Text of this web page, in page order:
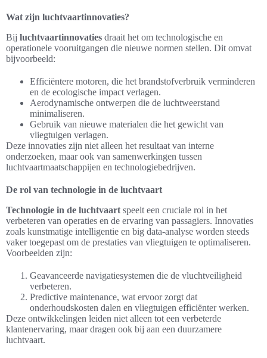
Wat zijn luchtvaartinnovaties?
Bij luchtvaartinnovaties draait het om technologische en
operationele vooruitgangen die nieuwe normen stellen. Dit omvat
bijvoorbeeld:
Efficiëntere motoren, die het brandstofverbruik verminderen
en de ecologische impact verlagen.
Aerodynamische ontwerpen die de luchtweerstand
minimaliseren.
Gebruik van nieuwe materialen die het gewicht van
vliegtuigen verlagen.
Deze innovaties zijn niet alleen het resultaat van interne
onderzoeken, maar ook van samenwerkingen tussen
luchtvaartmaatschappijen en technologiebedrijven.
De rol van technologie in de luchtvaart
Technologie in de luchtvaart speelt een cruciale rol in het
verbeteren van operaties en de ervaring van passagiers. Innovaties
zoals kunstmatige intelligentie en big data-analyse worden steeds
vaker toegepast om de prestaties van vliegtuigen te optimaliseren.
Voorbeelden zijn:
Geavanceerde navigatiesystemen die de vluchtveiligheid
verbeteren.
Predictive maintenance, wat ervoor zorgt dat
onderhoudskosten dalen en vliegtuigen efficiënter werken.
Deze ontwikkelingen leiden niet alleen tot een verbeterde
klantenervaring, maar dragen ook bij aan een duurzamere
luchtvaart.